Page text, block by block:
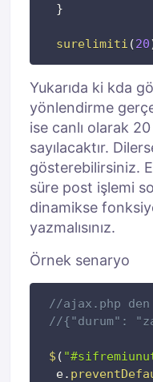
}
surelimiti (20
Yukarıda ki kda
yönlendirme
ise canlı olarak
sayılacaktır.
gösterebilirsiniz.
süre post işlemi
dinamikse
yazmalısınız.
Örnek senaryo
//ajax.php den
//{"durum":
$ (
  e
.